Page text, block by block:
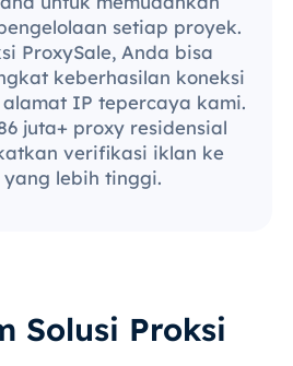
setiap proyek.
ProxySale, Anda bisa
keberhasilan koneksi
IP tepercaya kami.
juta+ proxy residensial
verifikasi iklan ke
lebih tinggi.
Solusi Proksi